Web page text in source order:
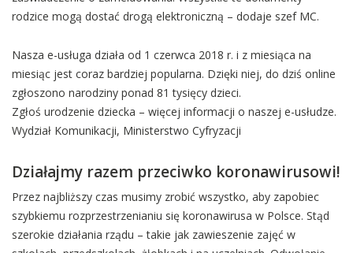
rodzice mogą dostać drogą elektroniczną – dodaje szef MC.
Nasza e-usługa działa od 1 czerwca 2018 r. i z miesiąca na
miesiąc jest coraz bardziej popularna. Dzięki niej, do dziś online
zgłoszono narodziny ponad 81 tysięcy dzieci.
Zgłoś urodzenie dziecka – więcej informacji o naszej e-usłudze.
Wydział Komunikacji, Ministerstwo Cyfryzacji
Działajmy razem przeciwko koronawirusowi!
Przez najbliższy czas musimy zrobić wszystko, aby zapobiec
szybkiemu rozprzestrzenianiu się koronawirusa w Polsce. Stąd
szerokie działania rządu – takie jak zawieszenie zajęć w